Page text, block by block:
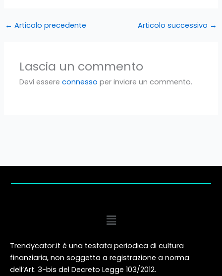
← Articolo precedente Articolo successivo →
Lascia un commento
Devi essereconnesso per inviare un commento.
Menu
Trendycator.it è una testata periodica di cultura
finanziaria, non soggetta a registrazione a norma
dell’Art. 3-bis del Decreto Legge 103/2012.